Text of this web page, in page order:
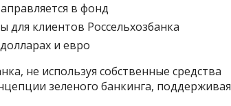
в фонд
для клиентов Россельхозбанка
и евро
не используя собственные средства
зеленого банкинга, поддерживая